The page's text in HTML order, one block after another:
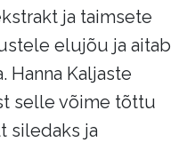
ja taimsete
elujõu ja aitab
Hanna Kaljaste
selle võime tõttu
siledaks ja